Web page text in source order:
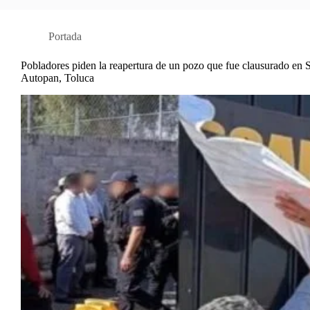
Portada
Pobladores piden la reapertura de un pozo que fue clausurado en
Autopan, Toluca